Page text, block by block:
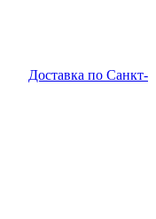
Доставка по Санкт-